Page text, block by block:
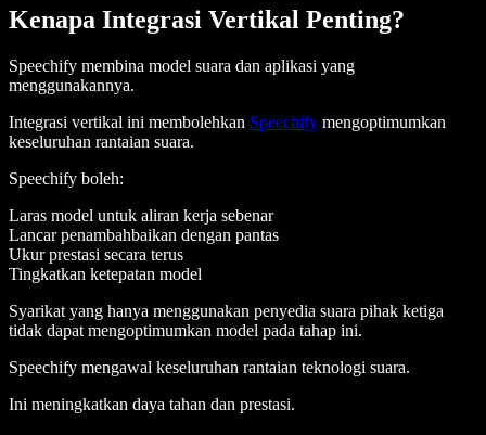
Kenapa Integrasi Vertikal Penting?
Speechify membina model suara dan aplikasi yang
menggunakannya.
Integrasi vertikal ini membolehkan Speechify mengoptimumkan
keseluruhan rantaian suara.
Speechify boleh:
Laras model untuk aliran kerja sebenar
Lancar penambahbaikan dengan pantas
Ukur prestasi secara terus
Tingkatkan ketepatan model
Syarikat yang hanya menggunakan penyedia suara pihak ketiga
tidak dapat mengoptimumkan model pada tahap ini.
Speechify mengawal keseluruhan rantaian teknologi suara.
Ini meningkatkan daya tahan dan prestasi.